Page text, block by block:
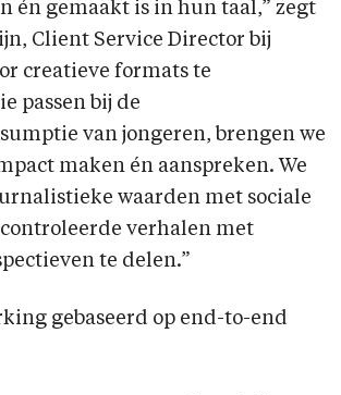
én gemaakt is in hun taal,” zegt
Client Service Director bij
creatieve formats te
passen bij de
van jongeren, brengen we
maken én aanspreken. We
waarden met sociale
verhalen met
te delen.”
gebaseerd op end-to-end